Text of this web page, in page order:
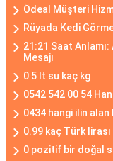
Ödeal Müşteri
Rüyada Kedi
21:21 Saat
Mesajı
0 5 lt su kaç kg
0542 542 00 54
0434 hangi ilin alan
0.99 kaç Türk lirası
0 pozitif bir doğal